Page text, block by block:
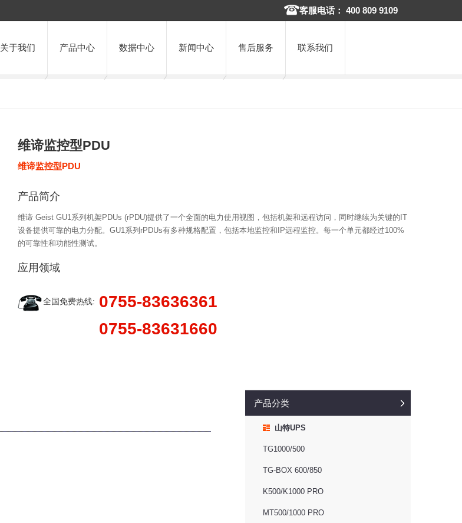
客服电话： 400 809 9109
关于我们 产品中心 数据中心 新闻中心 售后服务 联系我们
维谛监控型PDU
维谛监控型PDU
产品简介
维谛 Geist GU1系列机架PDUs (rPDU)提供了一个全面的电力使用视图，包括机架和远程访问，同时继续为关键的IT
设备提供可靠的电力分配。GU1系列rPDUs有多种规格配置，包括本地监控和IP远程监控。每一个单元都经过100%
的可靠性和功能性测试。
应用领域
全国免费热线: 0755-83636361
0755-83631660
产品分类
山特UPS
TG1000/500
TG-BOX 600/850
K500/K1000 PRO
MT500/1000 PRO